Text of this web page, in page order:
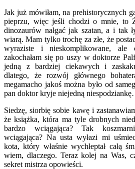
Jak już mówiłam, na prehistorycznych
pieprzu, więc jeśli chodzi o mnie, to
dinozaurów nałgać jak szatan, a i tak
wiarą. Mam tylko trochę za złe, że
wyraziste i nieskomplikowane, ale
zakochałam się po uszy w doktorze
jedną z bardziej ciekawych i
dlatego, że rozwój głównego
megamacho jakoś można było od
pan doktor kryje niejedną
Siedzę, siorbię sobie kawę i
że książka, która ma tyle drobnych
bardzo wciągająca? Tak
wciągająca? Na usta wyłazi mi
kota, który właśnie wychłeptał całą
wiem, dlaczego. Teraz kolej na Was,
sekret mistrza opowieści.